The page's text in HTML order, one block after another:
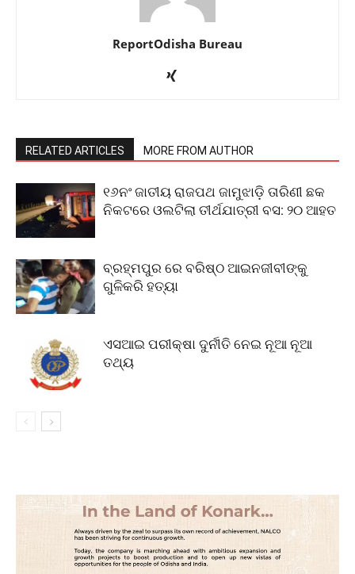
ReportOdisha Bureau
RELATED ARTICLES MORE FROM AUTHOR
୧୬ନଂ ଜାତୀୟ ରାଜପଥ ଜାମୁଝାଡ଼ି ତାରିଣୀ ଛକ
ନିକଟରେ ଓଲଟିଲା ତୀର୍ଥଯାତ୍ରୀ ବସ: ୨୦ ଆହତ
ବ୍ରହ୍ମପୁର ରେ ବରିଷ୍ଠ ଆଇନଜୀବୀଙ୍କୁ
ଗୁଳିକରି ହତ୍ୟା
ଏସଆଇ ପରୀକ୍ଷା ଦୁର୍ନୀତି ନେଇ ନୂଆ ନୂଆ
ତଥ୍ୟ